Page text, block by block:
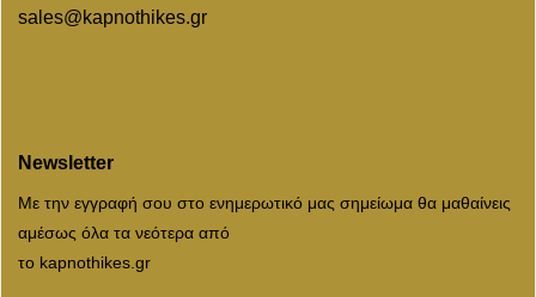
sales@kapnothikes.gr
Newsletter
Με την εγγραφή σου στο ενημερωτικό μας σημείωμα θα μαθαίνεις
αμέσως όλα τα νεότερα από
το kapnothikes.gr